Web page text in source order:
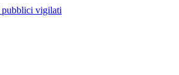
vigilati